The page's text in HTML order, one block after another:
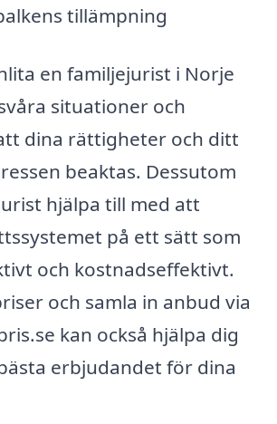
tillämpning
en familjejurist i Norje
situationer och
dina rättigheter och ditt
beaktas. Dessutom
hjälpa till med att
på ett sätt som
och kostnadseffektivt.
och samla in anbud via
kan också hjälpa dig
erbjudandet för dina